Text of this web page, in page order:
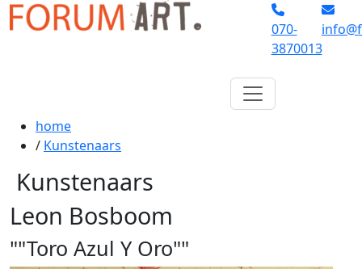
070-
3870013
home
/ Kunstenaars
Kunstenaars
Leon Bosboom
""Toro Azul Y Oro""